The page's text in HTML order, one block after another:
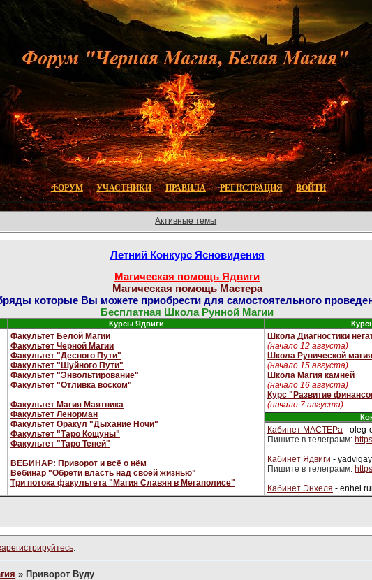
ФОРУМ УЧАСТНИКИ ПРАВИЛА РЕГИСТРАЦИЯ ВОЙТИ
Активные темы
Летний Конкурс Ясновидения
Магическая помощь Ядвиги
Магическая помощь Мастера
которые Вы можете приобрести для самостоятельного
Бесплатная Школа Рунной Магии
Курсы Ядвиги
Факультет Белой Магии
Факультет Черной Магии
Факультет "Десного Пути"
Факультет "Шуйного Пути"
Факультет "Энвольтирование"
Факультет "Отливка воском"
Факультет Магия Маятника
Факультет Ленорман
Факультет Оракул "Дыхание Ночи"
Факультет "Таро Кощуны"
Факультет "Таро Теней"
ВЕБИНАР: Приворот и всё о нём
Вебинар "Обрети власть над своей жизнью"
Три потока факультета "Магия Славян в Мегаполисе"
Школа Диагностики
(начало 12 августа)
Школа Рунической магия
(начало 15 августа)
Школа Магия камней
(начало 16 августа)
Курс "Развитие
(начало 7 августа)
Кабинет МАСТЕРа - oleg-
Пишите в телеграмм:
Кабинет Ядвиги -
Пишите в телеграмм:
Кабинет Энхеля -
» Приворот Вуду